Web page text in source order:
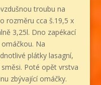
troubu na
rozměru cca š.19,5 x
3,25l. Dno zapékací
Na
plátky lasagní,
Poté opět vrstva
zbývající omáčky.